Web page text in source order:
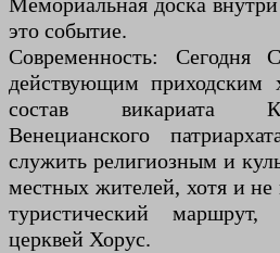
это событие.
Современность: Сегодня
действующим приходским
состав викариата
Венецианского
служить религиозным и
местных жителей, хотя и не
туристический
церквей Хорус.